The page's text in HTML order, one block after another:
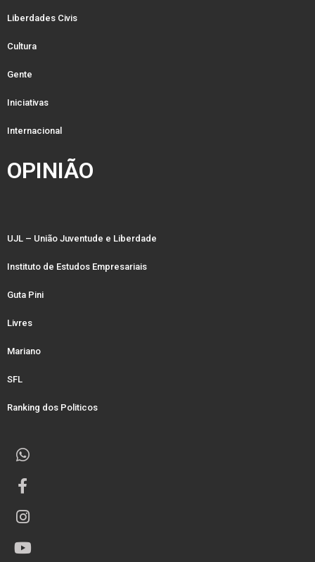
Liberdades Civis
Cultura
Gente
Iniciativas
Internacional
OPINIÃO
UJL – União Juventude e Liberdade
Instituto de Estudos Empresariais
Guta Pini
Livres
Mariano
SFL
Ranking dos Politicos